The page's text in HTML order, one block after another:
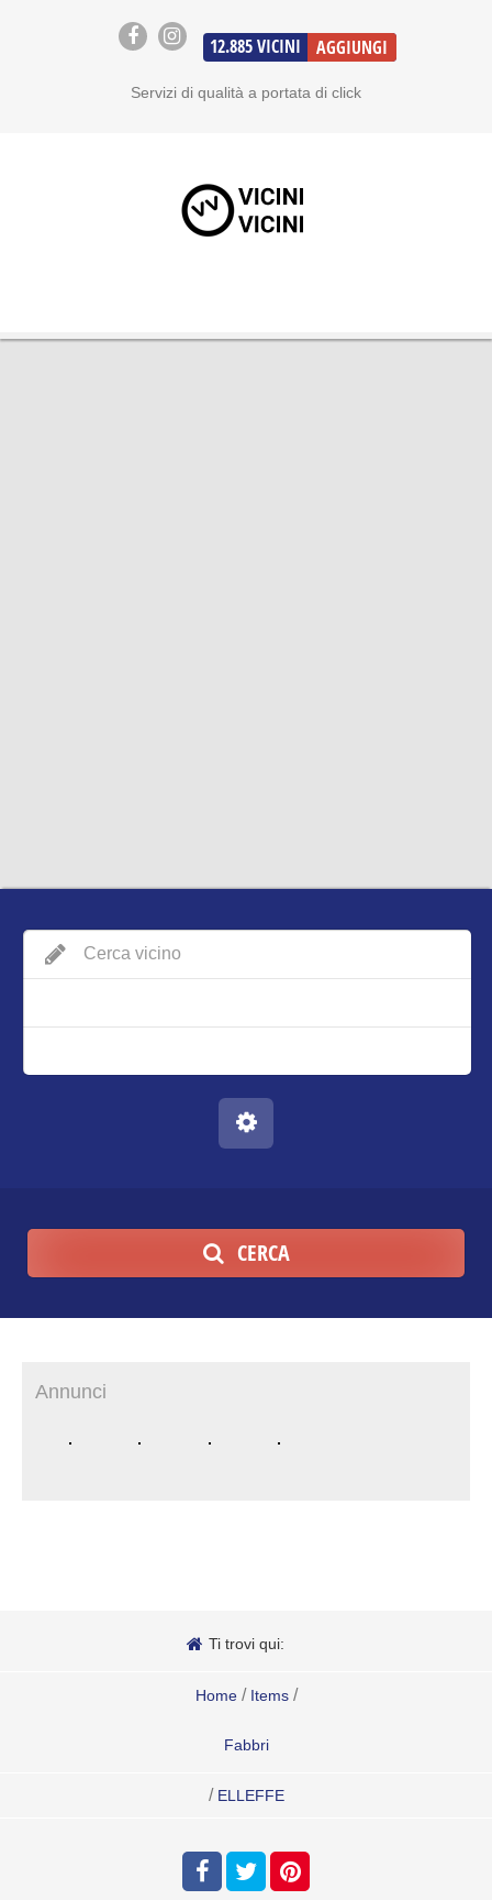
12.885 VICINI AGGIUNGI
Servizi di qualità a portata di click
CERCA
Annunci
Ti trovi qui:
Home / Items /
Fabbri
/ ELLEFFE